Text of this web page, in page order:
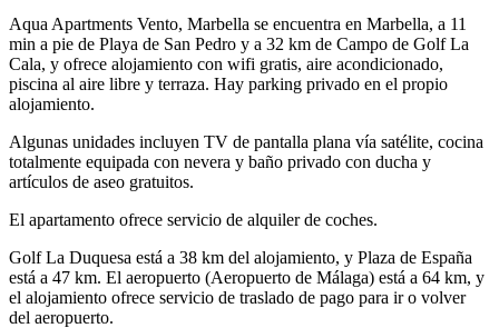
Aqua Apartments Vento, Marbella se encuentra en Marbella, a 11
min a pie de Playa de San Pedro y a 32 km de Campo de Golf La
Cala, y ofrece alojamiento con wifi gratis, aire acondicionado,
piscina al aire libre y terraza. Hay parking privado en el propio
alojamiento.
Algunas unidades incluyen TV de pantalla plana vía satélite, cocina
totalmente equipada con nevera y baño privado con ducha y
artículos de aseo gratuitos.
El apartamento ofrece servicio de alquiler de coches.
Golf La Duquesa está a 38 km del alojamiento, y Plaza de España
está a 47 km. El aeropuerto (Aeropuerto de Málaga) está a 64 km, y
el alojamiento ofrece servicio de traslado de pago para ir o volver
del aeropuerto.